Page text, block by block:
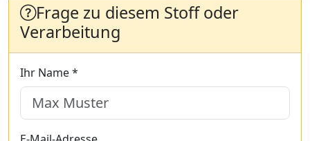
Frage zu diesem Stoff oder
Verarbeitung
Ihr Name *